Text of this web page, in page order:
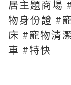
居主題商場
物身份證 #
床 #寵物清
車 #特快